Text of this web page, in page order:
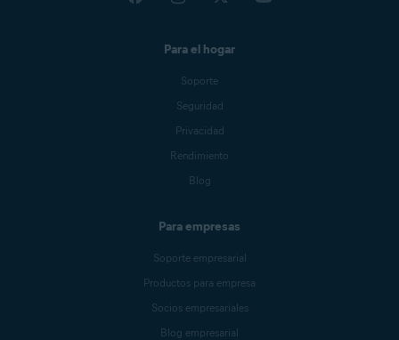
Para el hogar
Soporte
Seguridad
Privacidad
Rendimiento
Blog
Para empresas
Soporte empresarial
Productos para empresa
Socios empresariales
Blog empresarial